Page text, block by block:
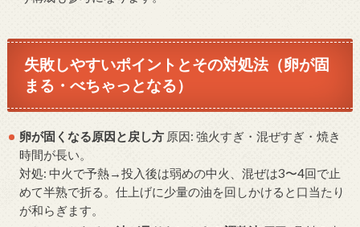
失敗しやすいポイントとその対処法（卵が固
まる・べちゃっとなる）
卵が固くなる原因と戻し方 原因: 強火すぎ・混ぜすぎ・焼き
時間が長い。
対処: 中火で予熱→投入後は弱めの中火、混ぜは3〜4回で止
めて半熟で折る。仕上げに少量の油を回しかけると口当たり
が和らぎます。